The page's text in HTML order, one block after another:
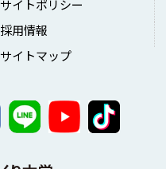
サイトポリシー
採用情報
サイトマップ